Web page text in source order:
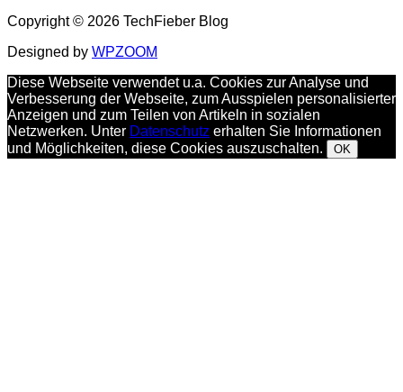
Copyright © 2026 TechFieber Blog
Designed by WPZOOM
Diese Webseite verwendet u.a. Cookies zur Analyse und
Verbesserung der Webseite, zum Ausspielen personalisierter
Anzeigen und zum Teilen von Artikeln in sozialen
Netzwerken. Unter Datenschutz erhalten Sie Informationen
und Möglichkeiten, diese Cookies auszuschalten.
OK